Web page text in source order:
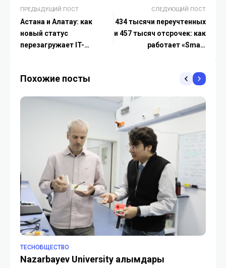
ПРЕДЫДУЩИЙ ПОСТ
Астана и Алатау: как
новый статус
перезагружает IT-
СЛЕДУЮЩИЙ ПОСТ
434 тысячи переучтенных
и 457 тысяч отсрочек: как
работает «Smart
Похожие посты
TECHОБЩЕСТВО
Nazarbayev University ғалымдары